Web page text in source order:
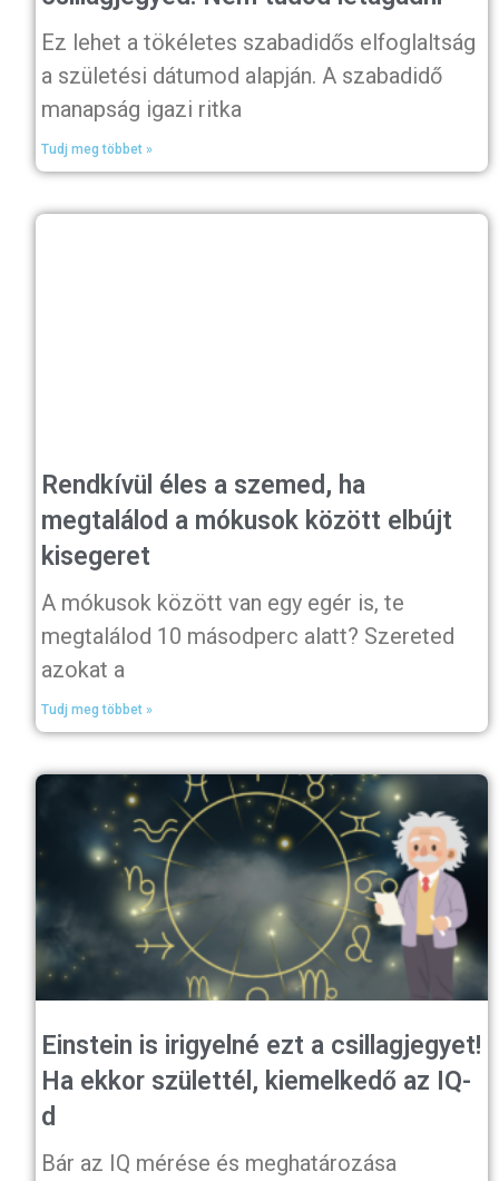
Ez lehet a tökéletes szabadidős elfoglaltság
a születési dátumod alapján. A szabadidő
manapság igazi ritka
Tudj meg többet »
Rendkívül éles a szemed, ha
megtalálod a mókusok között elbújt
kisegeret
A mókusok között van egy egér is, te
megtalálod 10 másodperc alatt? Szereted
azokat a
Tudj meg többet »
Einstein is irigyelné ezt a csillagjegyet!
Ha ekkor születtél, kiemelkedő az IQ-
d
Bár az IQ mérése és meghatározása